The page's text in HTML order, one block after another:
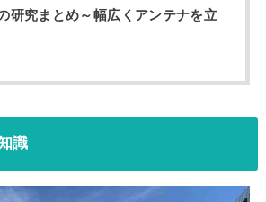
研究まとめ～幅広くアンテナを立
識